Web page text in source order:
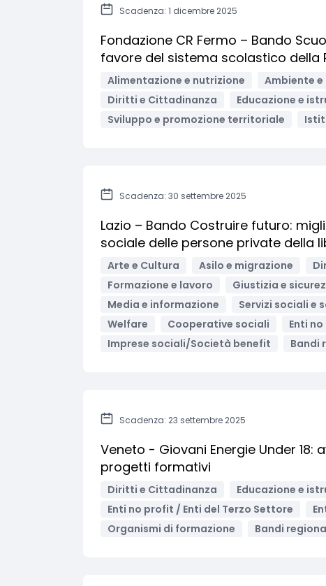
Scadenza: 1 dicembre 2025
Fondazione CR Fermo – Bando
favore del sistema scolastico della
Alimentazione e nutrizione Ambiente
Diritti e Cittadinanza
Educazione e
Sviluppo e promozione territoriale
Scadenza: 30 settembre 2025
Lazio – Bando Costruire futuro:
sociale delle persone private della
Arte e Cultura Asilo e migrazione
Formazione e lavoro
Giustizia e
Media e informazione
Servizi sociali e
Welfare
Cooperative sociali
Enti
Imprese sociali/Società benefit
Bandi
Scadenza: 23 settembre 2025
Veneto - Giovani Energie Under
progetti formativi
Diritti e Cittadinanza Educazione e
Enti no profit / Enti del Terzo Settore
Organismi di formazione
Bandi